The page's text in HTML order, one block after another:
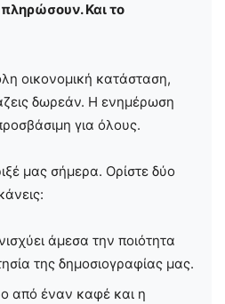
Και το
οικονομική κατάσταση,
δωρεάν. Η ενημέρωση
για όλους.
μας σήμερα. Ορίστε δύο
άμεσα την ποιότητα
της δημοσιογραφίας μας.
από έναν καφέ και η